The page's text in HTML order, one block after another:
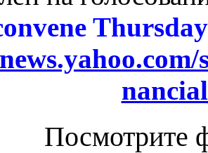
Посмотрите